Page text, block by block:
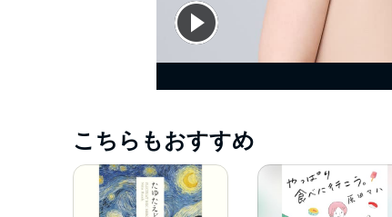
こちらもおすすめ